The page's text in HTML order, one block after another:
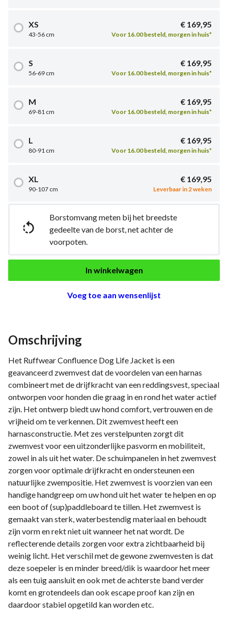
XS
43-56 cm
€ 169,95
Voor 16.00 besteld, morgen in huis*
S
56-69 cm
€ 169,95
Voor 16.00 besteld, morgen in huis*
M
69-81 cm
€ 169,95
Voor 16.00 besteld, morgen in huis*
L
80-91 cm
€ 169,95
Voor 16.00 besteld, morgen in huis*
XL
90-107 cm
€ 169,95
Leverbaar in 2 weken

Borstomvang meten bij het breedste
gedeelte van de borst, net achter de
voorpoten.
In winkelwagen
Voeg toe aan wensenlijst
Omschrijving
Het Ruffwear Confluence Dog Life Jacket is een
geavanceerd zwemvest dat de voordelen van een harnas
combineert met de drijfkracht van een reddingsvest, speciaal
ontworpen voor honden die graag in en rond het water actief
zijn. Het ontwerp biedt uw hond comfort, vertrouwen en de
vrijheid om te verkennen. Dit zwemvest heeft een
harnasconstructie. Met zes verstelpunten zorgt dit
zwemvest voor een uitzonderlijke pasvorm en mobiliteit,
zowel in als uit het water. De schuimpanelen in het zwemvest
zorgen voor optimale drijfkracht en ondersteunen een
natuurlijke zwempositie. Het zwemvest is voorzien van een
handige handgreep om uw hond uit het water te helpen en op
een boot of (sup)paddleboard te tillen. Het zwemvest is
gemaakt van sterk, waterbestendig materiaal en behoudt
zijn vorm en rekt niet uit wanneer het nat wordt. De
reflecterende details zorgen voor extra zichtbaarheid bij
weinig licht. Het verschil met de gewone zwemvesten is dat
deze soepeler is en minder breed/dik is waardoor het meer
als een tuig aansluit en ook met de achterste band verder
komt en grotendeels dan ook escape proof kan zijn en
daardoor stabiel opgetild kan worden etc.